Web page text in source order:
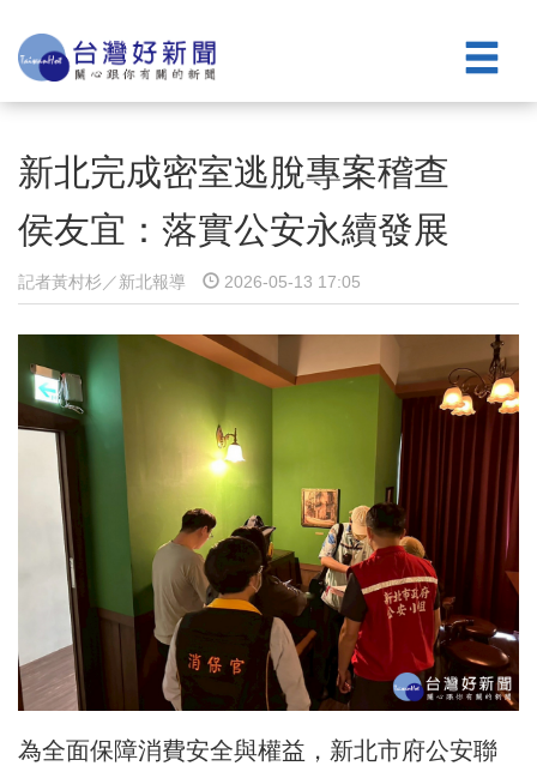
新北完成密室逃脫專案稽查
侯友宜：落實公安永續發展
記者黃村杉／新北報導 2026-05-13 17:05
為全面保障消費安全與權益，新北市府公安聯